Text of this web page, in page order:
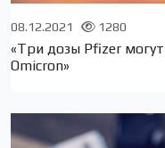
08.12.2021 1280
«Три дозы Pfizer
Omicron»